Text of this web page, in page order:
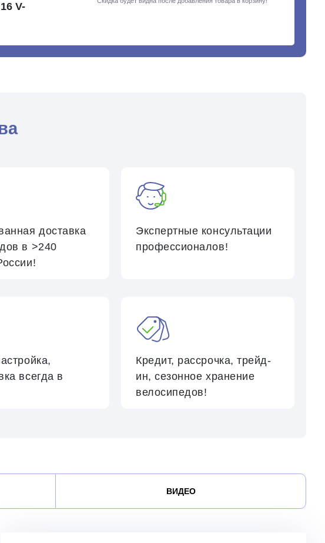
V-
доставка
в >240
!
Экспертные консультации
профессионалов!
всегда в
Кредит, рассрочка,трейд-
ин,сезонное хранение
велосипедов!
ВИДЕО